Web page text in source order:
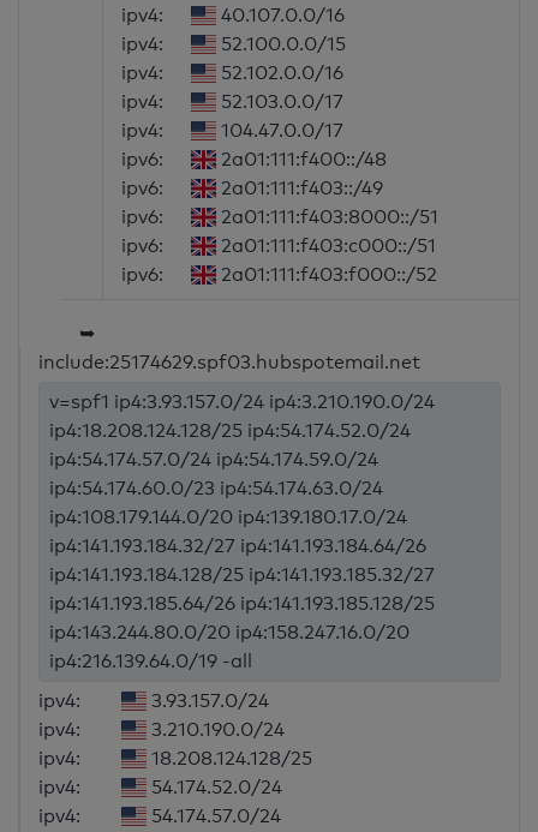
ipv4:
40.107.0.0/16
ipv4:
52.100.0.0/15
ipv4:
52.102.0.0/16
ipv4:
52.103.0.0/17
ipv4:
104.47.0.0/17
ipv6:
2a01:111:f400::/48
ipv6:
2a01:111:f403::/49
ipv6:
2a01:111:f403:8000::/51
ipv6:
2a01:111:f403:c000::/51
ipv6:
2a01:111:f403:f000::/52
➥
include:25174629.spf03.hubspotemail.net
v=spf1 ip4:3.93.157.0/24 ip4:3.210.190.0/24
ip4:18.208.124.128/25 ip4:54.174.52.0/24
ip4:54.174.57.0/24 ip4:54.174.59.0/24
ip4:54.174.60.0/23 ip4:54.174.63.0/24
ip4:108.179.144.0/20 ip4:139.180.17.0/24
ip4:141.193.184.32/27 ip4:141.193.184.64/26
ip4:141.193.184.128/25 ip4:141.193.185.32/27
ip4:141.193.185.64/26 ip4:141.193.185.128/25
ip4:143.244.80.0/20 ip4:158.247.16.0/20
ip4:216.139.64.0/19 -all
ipv4:
3.93.157.0/24
ipv4:
3.210.190.0/24
ipv4:
18.208.124.128/25
ipv4:
54.174.52.0/24
ipv4:
54.174.57.0/24